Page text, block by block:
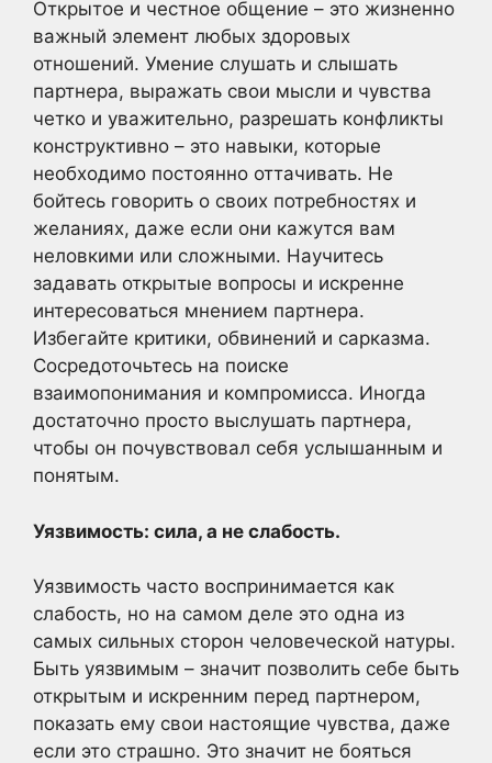
Открытое и честное общение – это жизненно
важный элемент любых здоровых
отношений. Умение слушать и слышать
партнера, выражать свои мысли и чувства
четко и уважительно, разрешать конфликты
конструктивно – это навыки, которые
необходимо постоянно оттачивать. Не
бойтесь говорить о своих потребностях и
желаниях, даже если они кажутся вам
неловкими или сложными. Научитесь
задавать открытые вопросы и искренне
интересоваться мнением партнера.
Избегайте критики, обвинений и сарказма.
Сосредоточьтесь на поиске
взаимопонимания и компромисса. Иногда
достаточно просто выслушать партнера,
чтобы он почувствовал себя услышанным и
понятым.
Уязвимость: сила, а не слабость.
Уязвимость часто воспринимается как
слабость, но на самом деле это одна из
самых сильных сторон человеческой натуры.
Быть уязвимым – значит позволить себе быть
открытым и искренним перед партнером,
показать ему свои настоящие чувства, даже
если это страшно. Это значит не бояться